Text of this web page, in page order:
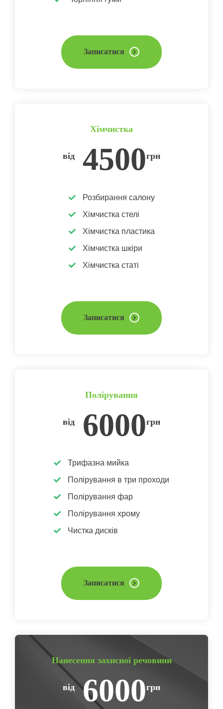
Записатися
Хімчистка
від 4500грн
Розбирання салону
Хімчистка стелі
Хімчистка пластика
Хімчистка шкіри
Хімчистка статі
Записатися
Полірування
від 6000грн
Трифазна мийка
Полірування в три проходи
Полірування фар
Полірування хрому
Чистка дисків
Записатися
Нанесення захисної речовини
від6000грн